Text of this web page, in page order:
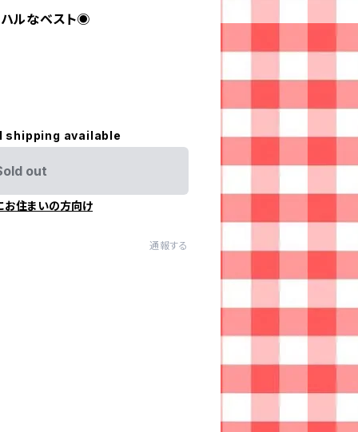
ルなベスト◉
shipping available
out
お住まいの方向け
通報する